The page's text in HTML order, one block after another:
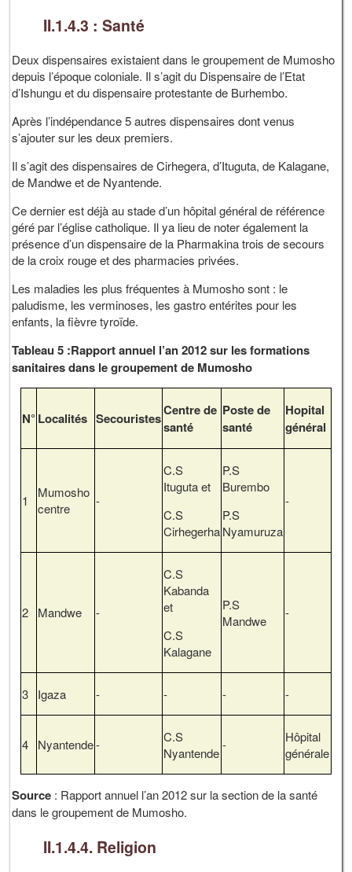
II.1.4.3 : Santé
Deux dispensaires existaient dans le groupement de Mumosho
depuis l’époque coloniale. Il s’agit du Dispensaire de l’Etat
d’Ishungu et du dispensaire protestante de Burhembo.
Après l’indépendance 5 autres dispensaires dont venus
s’ajouter sur les deux premiers.
Il s’agit des dispensaires de Cirhegera, d’Ituguta, de Kalagane,
de Mandwe et de Nyantende.
Ce dernier est déjà au stade d’un hôpital général de référence
géré par l’église catholique. Il ya lieu de noter également la
présence d’un dispensaire de la Pharmakina trois de secours
de la croix rouge et des pharmacies privées.
Les maladies les plus fréquentes à Mumosho sont : le
paludisme, les verminoses, les gastro entérites pour les
enfants, la fièvre tyroïde.
Tableau 5 :Rapport annuel l’an 2012 sur les formations
sanitaires dans le groupement de Mumosho
N° Localités SecouristesCentre de
santé
Poste de
santé
Hopital
général
1
Mumosho
centre
-
C.S
Ituguta et
C.S
Cirhegerha
P.S
Burembo
P.S
Nyamuruza
-
2 Mandwe -
C.S
Kabanda
et
C.S
Kalagane
P.S
Mandwe
-
3 Igaza - - - -
4 Nyantende-
C.S
Nyantende
-
Hôpital
générale
Source : Rapport annuel l’an 2012 sur la section de la santé
dans le groupement de Mumosho.
II.1.4.4. Religion